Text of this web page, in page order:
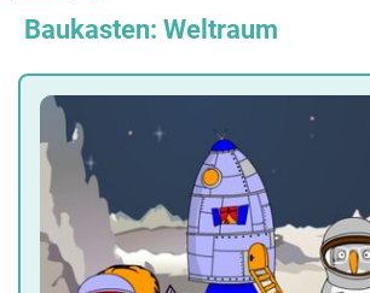
Baukasten: Weltraum